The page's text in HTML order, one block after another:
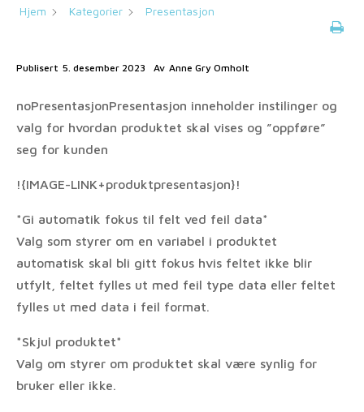
Hjem Kategorier Presentasjon
Publisert 5. desember 2023 Av Anne Gry Omholt
noPresentasjonPresentasjon inneholder instilinger og
valg for hvordan produktet skal vises og ”oppføre”
seg for kunden
!{IMAGE-LINK+produktpresentasjon}!
*Gi automatik fokus til felt ved feil data*
Valg som styrer om en variabel i produktet
automatisk skal bli gitt fokus hvis feltet ikke blir
utfylt, feltet fylles ut med feil type data eller feltet
fylles ut med data i feil format.
*Skjul produktet*
Valg om styrer om produktet skal være synlig for
bruker eller ikke.